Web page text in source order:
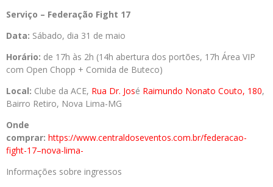
Serviço – Federação Fight 17
Data: Sábado, dia 31 de maio
Horário: de 17h às 2h (14h abertura dos portões, 17h Área VIP
com Open Chopp + Comida de Buteco)
Local: Clube da ACE, Rua Dr. José Raimundo Nonato Couto, 180,
Bairro Retiro, Nova Lima-MG
Onde
comprar: https://www.centraldoseventos.com.br/federacao-
fight-17–nova-lima-
Informações sobre ingressos